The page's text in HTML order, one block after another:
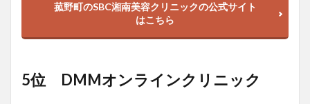
菰野町のSBC湘南美容クリニックの公式サイト
はこちら
5位 DMMオンラインクリニック